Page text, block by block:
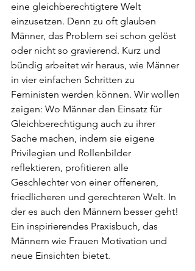
eine gleichberechtigtere Welt
einzusetzen. Denn zu oft glauben
Männer, das Problem sei schon gelöst
oder nicht so gravierend. Kurz und
bündig arbeitet wir heraus, wie Männer
in vier einfachen Schritten zu
Feministen werden können. Wir wollen
zeigen: Wo Männer den Einsatz für
Gleichberechtigung auch zu ihrer
Sache machen, indem sie eigene
Privilegien und Rollenbilder
reflektieren, profitieren alle
Geschlechter von einer offeneren,
friedlicheren und gerechteren Welt. In
der es auch den Männern besser geht!
Ein inspirierendes Praxisbuch, das
Männern wie Frauen Motivation und
neue Einsichten bietet.